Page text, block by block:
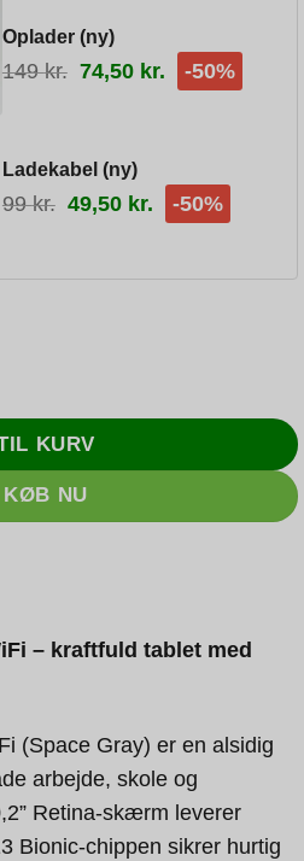
Oplader (ny)
149kr. 74,50 kr. -50%
Ladekabel (ny)
99kr. 49,50 kr. -50%
KURV
KØB NU
– kraftfuld tablet med
(Space Gray) er en alsidig
arbejde, skole og
Retina-skærm leverer
Bionic-chippen sikrer hurtig